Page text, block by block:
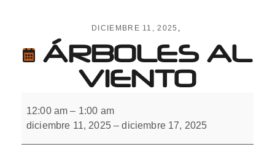
DICIEMBRE 11, 2025
ÁRBOLES AL
VIENTO
al
viento
12:00 am – 1:00 am
diciembre 11, 2025 –diciembre 17, 2025